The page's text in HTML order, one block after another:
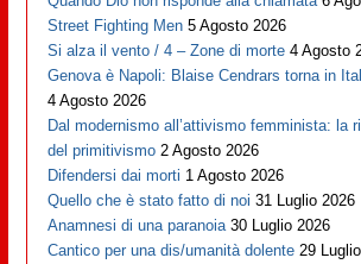
Street Fighting Men 5 Agosto 2026
Si alza il vento / 4 – Zone di morte 4 Agosto
Genova è Napoli: Blaise Cendrars torna in
4 Agosto 2026
Dal modernismo all’attivismo femminista: la
del primitivismo 2 Agosto 2026
Difendersi dai morti 1 Agosto 2026
Quello che è stato fatto di noi 31 Luglio 2026
Anamnesi di una paranoia 30 Luglio 2026
Cantico per una dis/umanità dolente 29